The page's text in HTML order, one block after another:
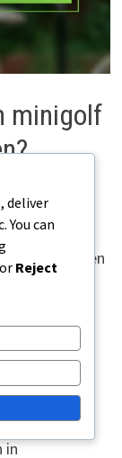
minigolf
culturen,
Het begrijpen
en
in
in
deliver
You can
Reject